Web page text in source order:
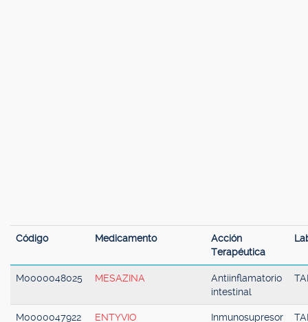
Código Medicamento
Acción
Terapéutica
M0000048025 MESAZINA
Antiinflamatorio
intestinal
M0000047922 ENTYVIO Inmunosupresor